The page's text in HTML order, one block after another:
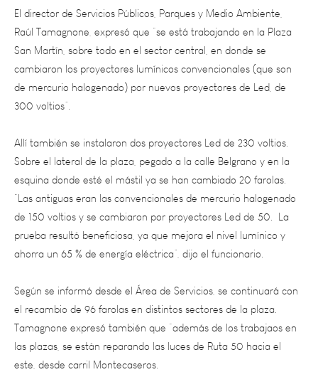
San Martín, sobre todo en el sector central, en donde se
cambiaron los proyectores lumínicos convencionales (que son
de mercurio halogenado) por nuevos proyectores de Led, de
300 voltios”.
Allí también se instalaron dos proyectores Led de 230 voltios.
Sobre el lateral de la plaza, pegado a la calle Belgrano y en la
esquina donde esté el mástil ya se han cambiado 20 farolas.
“Las antiguas eran las convencionales de mercurio halogenado
de 150 voltios y se cambiaron por proyectores Led de 50. La
prueba resultó beneficiosa, ya que mejora el nivel lumínico y
ahorra un 65 % de energía eléctrica”, dijo el funcionario.
Según se informó desde el Área de Servicios, se continuará con
el recambio de 96 farolas en distintos sectores de la plaza.
Tamagnone expresó también que “además de los trabajaos en
las plazas, se están reparando las luces de Ruta 50 hacia el
este, desde carril Montecaseros.